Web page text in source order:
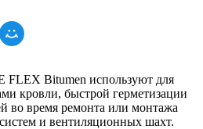
FLEX Bitumen используют для
кровли, быстрой герметизации
во время ремонта или монтажа
и вентиляционных шахт.